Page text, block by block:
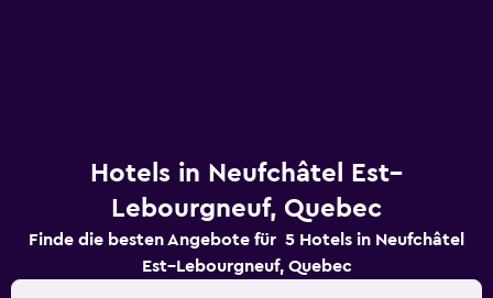
Hotels in Neufchâtel Est–
Lebourgneuf, Quebec
Finde die besten Angebote für 5 Hotels in Neufchâtel
Est–Lebourgneuf, Quebec